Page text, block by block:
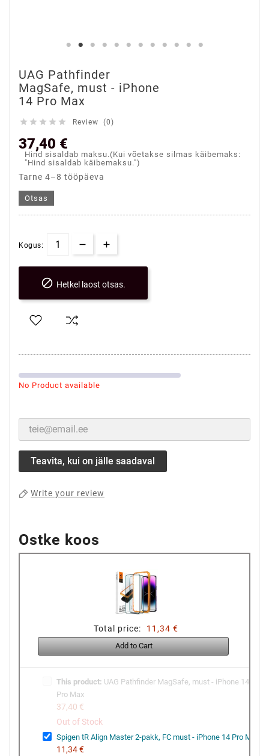
UAG Pathfinder
MagSafe, must - iPhone
14 Pro Max
     Review (0)
37,40 €
Hind sisaldab maksu.(Kui võetakse silmas käibemaks:
"Hind sisaldab käibemaksu.")
Tarne 4–8 tööpäeva
Otsas
Kogus:
 Hetkel laost otsas.
No Product available
Teavita, kui on jälle saadaval
Write your review
Ostke koos
Total price: 11,34 €
Add to Cart
This product: UAG Pathfinder MagSafe, must - iPhone 14
Pro Max
37,40 €
Out of Stock
Spigen tR Align Master 2-pakk, FC must - iPhone 14 Pro Max
11,34 €